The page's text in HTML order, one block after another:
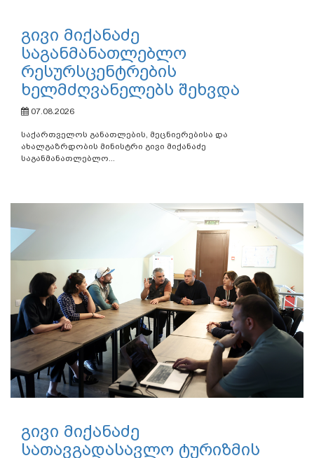
გივი მიქანაძე
საგანმანათლებლო
რესურსცენტრების
ხელმძღვანელებს შეხვდა
07.08.2026
საქართველოს განათლების, მეცნიერებისა და
ახალგაზრდობის მინისტრი გივი მიქანაძე
საგანმანათლებლო...
გივი მიქანაძე
სათავგადასავლო ტურიზმის